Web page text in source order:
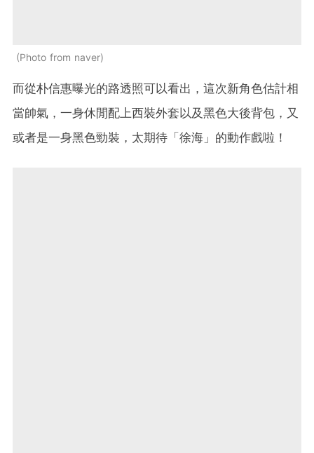
Photo from naver
而從朴信惠曝光的路透照可以看出，這次新角色估計相
當帥氣，一身休閒配上西裝外套以及黑色大後背包，又
或者是一身黑色勁裝，太期待「徐海」的動作戲啦！